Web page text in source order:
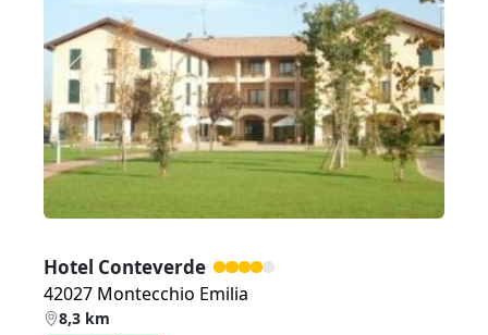
Zurück Weiter
Hotel Conteverde
42027 Montecchio Emilia
8,3 km